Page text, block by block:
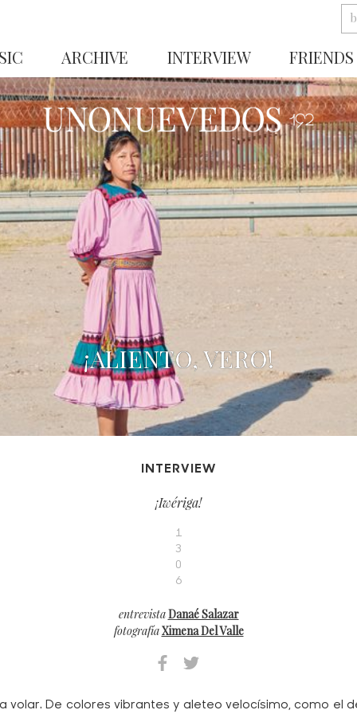
ARCHIVE INTERVIEW
¡ALIENTO, VERO!
INTERVIEW
¡Iwériga!
1
3
0
6
entrevistaDanaé Salazar
fotografíaXimena Del Valle
volar. De colores vibrantes y aleteo velocísimo, como el